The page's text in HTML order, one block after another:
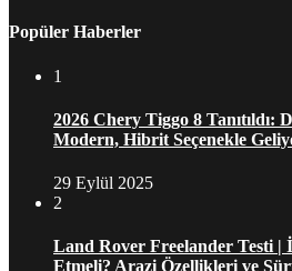
Popüler Haberler
1
2026 Chery Tiggo 8 Tanıtıldı:
Modern, Hibrit Seçenekle
29 Eylül 2025
2
Land Rover Freelander Testi
Etmeli? Arazi Özellikleri ve